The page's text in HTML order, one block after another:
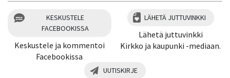
KESKUSTELE
FACEBOOKISSA
Keskustele ja kommentoi
Facebookissa
LÄHETÄ JUTTUVINKKI
Lähetä juttuvinkki
Kirkko ja kaupunki -mediaan.
UUTISKIRJE